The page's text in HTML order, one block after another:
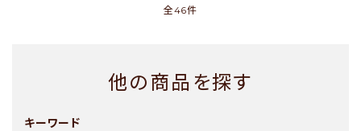
全46件
他の商品を探す
キーワード